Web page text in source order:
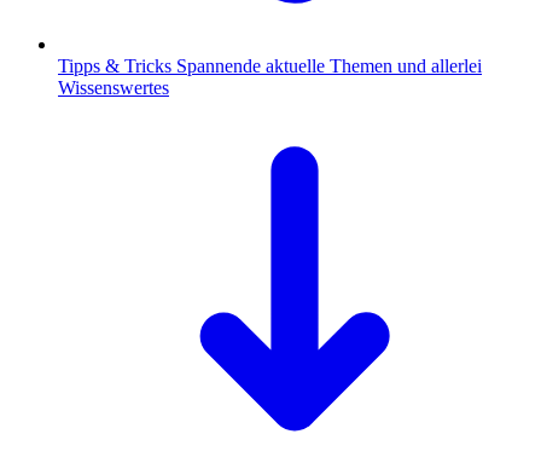
Tipps & Tricks Spannende aktuelle Themen und allerlei
Wissenswertes